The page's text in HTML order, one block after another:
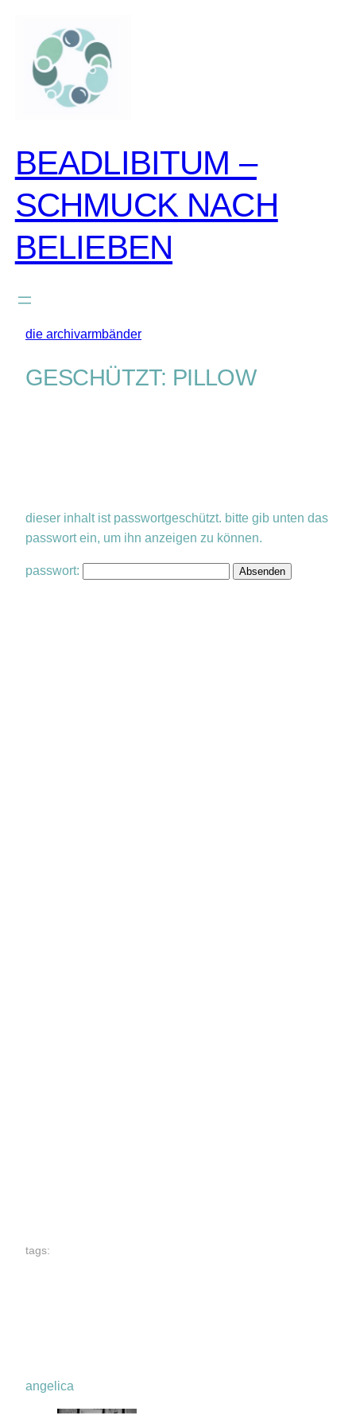
springen
BEADLIBITUM –
SCHMUCK NACH
BELIEBEN
die archivarmbänder
GESCHÜTZT: PILLOW
dieser inhalt ist passwortgeschützt. bitte gib unten das
passwort ein, um ihn anzeigen zu können.
passwort:
tags:
angelica